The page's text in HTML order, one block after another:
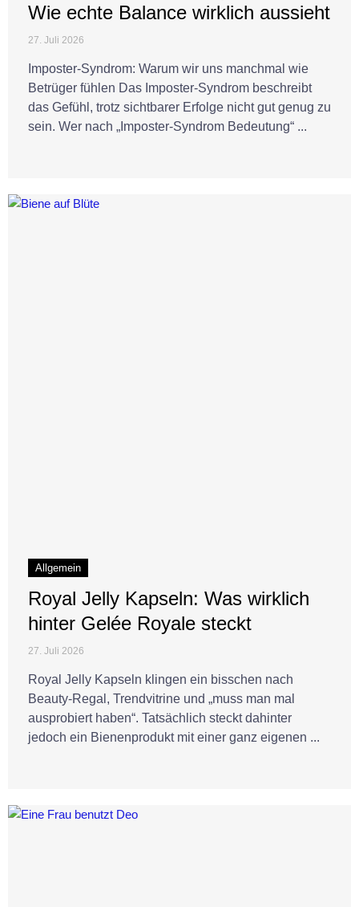
Wie echte Balance wirklich aussieht
27. Juli 2026
Imposter-Syndrom: Warum wir uns manchmal wie
Betrüger fühlen Das Imposter-Syndrom beschreibt
das Gefühl, trotz sichtbarer Erfolge nicht gut genug zu
sein. Wer nach „Imposter-Syndrom Bedeutung“ ...
Allgemein
Royal Jelly Kapseln: Was wirklich
hinter Gelée Royale steckt
27. Juli 2026
Royal Jelly Kapseln klingen ein bisschen nach
Beauty-Regal, Trendvitrine und „muss man mal
ausprobiert haben“. Tatsächlich steckt dahinter
jedoch ein Bienenprodukt mit einer ganz eigenen ...